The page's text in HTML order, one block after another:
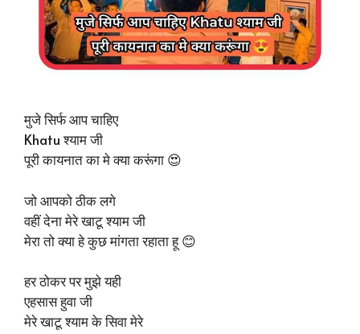
मुजे सिर्फ आप चाहिए
Khatu श्याम जी
पूरी कायनात का मे क्या करूंगा 😍
जो आपको ठीक लगे
वहीं देना मेरे खाटू श्याम जी
मेरा तो क्या हे कुछ मांगता रहाता हू 😊
हर ठोकर पर मुझे यही
एहसास हुवा जी
मेरे खाटू श्याम के सिवा मेरे